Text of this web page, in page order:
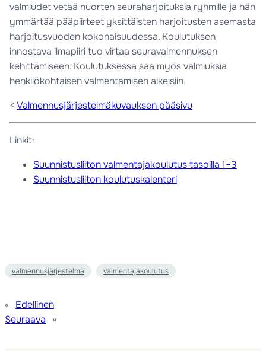
valmiudet vetää nuorten seuraharjoituksia ryhmille ja hän
ymmärtää pääpiirteet yksittäisten harjoitusten asemasta
harjoitusvuoden kokonaisuudessa. Koulutuksen
innostava ilmapiiri tuo virtaa seuravalmennuksen
kehittämiseen. Koulutuksessa saa myös valmiuksia
henkilökohtaisen valmentamisen alkeisiin.
< Valmennusjärjestelmäkuvauksen pääsivu
Linkit:
Suunnistusliiton valmentajakoulutus tasoilla 1–3
Suunnistusliiton koulutuskalenteri
valmennusjärjestelmä valmentajakoulutus
« Edellinen
Seuraava
»